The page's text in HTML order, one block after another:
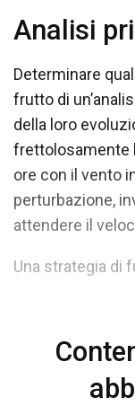
Analisi
Determinare
frutto di
della loro
frettolosamente
ore con il vento
perturbazione,
attendere il
Una strategia di